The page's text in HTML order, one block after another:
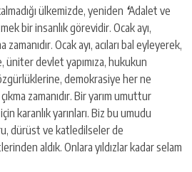
ülkemizde, yeniden ‘Adalet ve
bir insanlık görevidir. Ocak ayı,
Ocak ayı, acıları bal eyleyerek,
devlet yapımıza, hukukun
demokrasiye her ne
zamanıdır. Bir yarım umuttur
karanlık yarınları. Biz bu umudu
dürüst ve katledilseler de
aldık. Onlara yıldızlar kadar selam